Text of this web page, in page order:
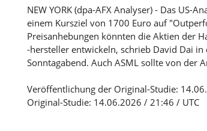
NEW YORK (dpa-AFX Analyser) - Das US-
einem Kursziel von 1700 Euro auf
Preisanhebungen könnten die Aktien der
-hersteller entwickeln, schrieb David Dai
Sonntagabend. Auch ASML sollte von der
Veröffentlichung der Original-Studie:
Original-Studie: 14.06.2026 / 21:46 / UTC